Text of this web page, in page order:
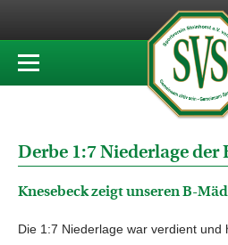
Derbe 1:7 Niederlage
Knesebeck zeigt unseren B-
Die 1:7 Niederlage war verdient